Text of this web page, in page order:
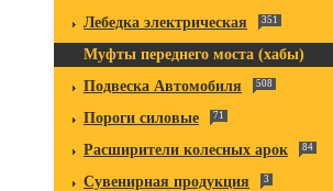
Лебедка электрическая 351
Муфты переднего моста (хабы)
Подвеска Автомобиля
508
Пороги силовые 71
Расширители колесных арок 84
Сувенирная продукция 3